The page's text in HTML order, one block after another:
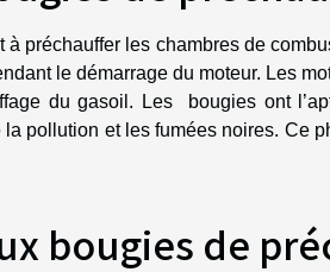
à préchauffer les chambres de
le démarrage du moteur. Les
du gasoil. Les bougies ont
pollution et les fumées noires. Ce
bougies de